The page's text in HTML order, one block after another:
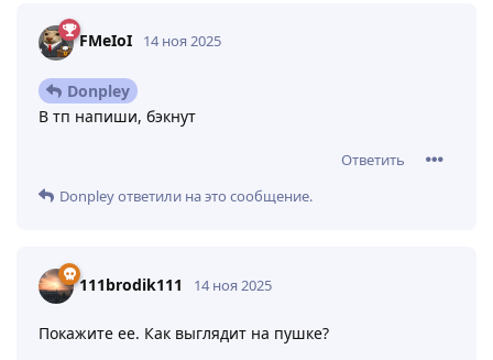
FMeIoI 14 ноя 2025
Donpley
В тп напиши, бэкнут
Ответить
Donpleyответили на это сообщение.
111brodik111 14 ноя 2025
Покажите ее. Как выглядит на пушке?